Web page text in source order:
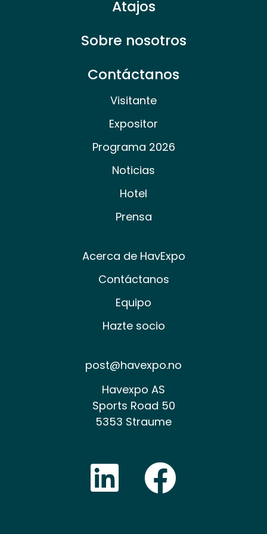
Atajos
Sobre nosotros
Contáctanos
Visitante
Expositor
Programa 2026
Noticias
Hotel
Prensa
Acerca de HavExpo
Contáctanos
Equipo
Hazte socio
post@havexpo.no
Havexpo AS
Sports Road 50
5353 Straume